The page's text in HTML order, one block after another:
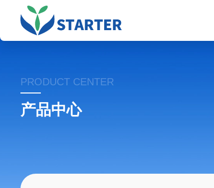
PRODUCT CENTER
产品中心